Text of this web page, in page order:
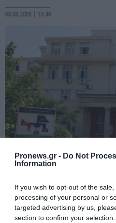
Pronews.gr - Do Not
Information
If you wish to opt-out of the
processing of your personal or
targeted advertising by us,
section to confirm your
08.08.2026 | 13:46
PRONEWS.GR / ΕΣΩΤΕΡΙΚΗ ΑΣΦΑΛΕΙΑ
Νοσοκομείο
επιτέθηκε και
08.08.2026 | 13:36